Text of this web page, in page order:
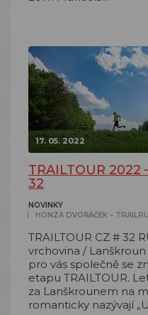
17. 05. 2022
TRAILTOUR
32
NOVINKY
HONZA DVOŘÁČEK –
TRAILTOUR CZ # 32
vrchovina /
pro vás společně se
etapu TRAILTOUR.
za Lanškrounem na
romanticky nazývají